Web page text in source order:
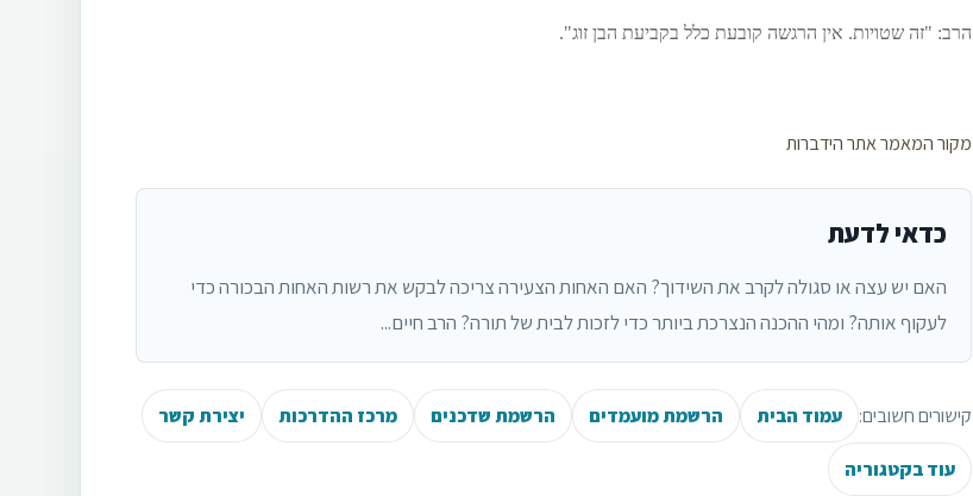
הרב: "זה שטויות. אין הרגשה קובעת כלל בקביעת הבן זוג".
מקור המאמר אתר הידברות
כדאי לדעת
האם יש עצה או סגולה לקרב את השידוך? האם האחות הצעירה צריכה לבקש את רשות האחות הבכורה כדי
לעקוף אותה? ומהי ההכנה הנצרכת ביותר כדי לזכות לבית של תורה? הרב חיים...
קישורים חשובים: עמוד הבית הרשמת מועמדים הרשמת שדכנים מרכז ההדרכות יצירת קשר
עוד בקטגוריה